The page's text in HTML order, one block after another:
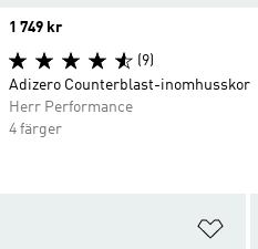
Price
1 749 kr
(9)
Adizero Counterblast-inomhusskor
Herr Performance
4 färger